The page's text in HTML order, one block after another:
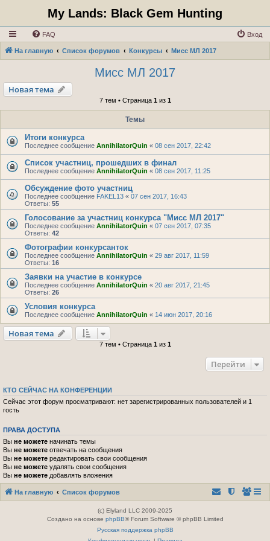
My Lands: Black Gem Hunting
FAQ Вход
На главную Список форумов Конкурсы Мисс МЛ 2017
Мисс МЛ 2017
Новая тема
7 тем • Страница 1из 1
Темы
Итоги конкурса
Последнее сообщение AnnihilatorQuin « 08 сен 2017, 22:42
Список участниц, прошедших в финал
Последнее сообщение AnnihilatorQuin « 08 сен 2017, 11:25
Обсуждение фото участниц
Последнее сообщение FAKEL13 « 07 сен 2017, 16:43
Ответы: 55
Голосование за участниц конкурса "Мисс МЛ 2017"
Последнее сообщение AnnihilatorQuin « 07 сен 2017, 07:35
Ответы: 42
Фотографии конкурсанток
Последнее сообщение AnnihilatorQuin « 29 авг 2017, 11:59
Ответы: 16
Заявки на участие в конкурсе
Последнее сообщение AnnihilatorQuin « 20 авг 2017, 21:45
Ответы: 26
Условия конкурса
Последнее сообщение AnnihilatorQuin « 14 июн 2017, 20:16
Новая тема
7 тем • Страница 1из 1
Перейти
КТО СЕЙЧАС НА КОНФЕРЕНЦИИ
Сейчас этот форум просматривают: нет зарегистрированных пользователей и 1
гость
ПРАВА ДОСТУПА
Вы не можете начинать темы
Вы не можете отвечать на сообщения
Вы не можете редактировать свои сообщения
Вы не можете удалять свои сообщения
Вы не можете добавлять вложения
На главную Список форумов
(c) Elyland LLC 2009-2025
Создано на основе phpBB® Forum Software © phpBB Limited
Русская поддержка phpBB